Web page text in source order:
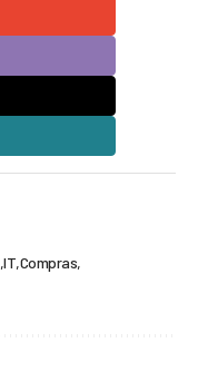
IT Compras